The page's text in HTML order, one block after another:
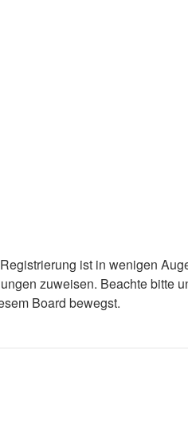
ist in wenigen
zuweisen. Beachte
Board bewegst.